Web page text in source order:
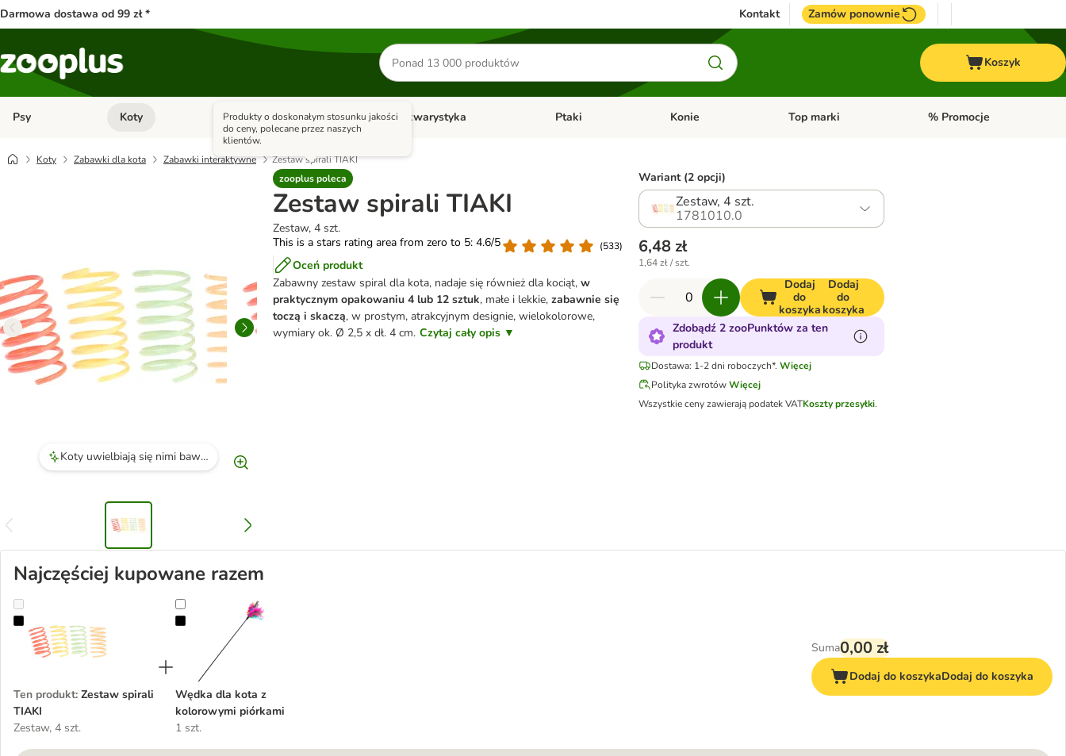
Darmowa dostawa od 99 zł * Kontakt Zamów ponownie
Szukaj
produktów
Koszyk
Psy Otwórz menu kategorii: Psy
Koty Otwórz menu kategorii: Koty
Małe zwierzęta Otwórz menu kategorii: Małe zwierzęta
Akwarystyka Otwórz menu kategorii: Akwarystyka
Ptaki Otwórz menu kategorii: Ptaki
Konie Otwórz menu kategorii: Konie
Top marki Otwórz menu kategorii: Top
% Promocje
Koty Zabawki dla kota Zabawki interaktywne
Zestaw spirali TIAKI
zooplus poleca
Produkty o doskonałym stosunku jakości
do ceny, polecane przez naszych
klientów.
Zestaw spirali TIAKI
Zestaw, 4 szt.
This is a stars rating area from zero to 5: 4.6/5
(533)
Oceń produkt
Zabawny zestaw spiral dla kota, nadaje się również dla kociąt, w
praktycznym opakowaniu 4 lub 12 sztuk, małe i lekkie, zabawnie się
toczą i skaczą, w prostym, atrakcyjnym designie, wielokolorowe,
wymiary ok. Ø 2,5 x dł. 4 cm. Czytaj cały opis ▼
Koty uwielbiają się nimi bawić samodzielnie, co zapewnia im długotrwałą rozrywkę.
Wariant (2 opcji)
Zestaw, 4 szt.
1781010.0
6,48 zł
1,64 zł / szt.
Dodaj
do
koszyka
Dodaj
do
koszyka
Zdobądź 2 zooPunktów za ten
produkt
Dostawa: 1-2 dni roboczych*. Więcej
Polityka zwrotów Więcej
Wszystkie ceny zawierają podatek VATKoszty przesyłki.
Najczęściej kupowane razem
Zestaw spirali TIAKI
Ten produkt: Zestaw spirali
TIAKI
Zestaw, 4 szt.
Wędka dla kota z kolorowymi piórkami
Wędka dla kota z
kolorowymi piórkami
1 szt.
Suma0,00 zł
Dodaj do koszykaDodaj do koszyka